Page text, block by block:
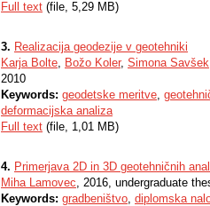
Full text (file, 5,29 MB)
3. Realizacija geodezije v geotehniki
Karja Bolte, Božo Koler, Simona Savšek
2010
Keywords: geodetske meritve,
deformacijska analiza
Full text (file, 1,01 MB)
4. Primerjava 2D in 3D geotehničnih
Miha Lamovec, 2016, undergraduate
Keywords: gradbeništvo, diplomska